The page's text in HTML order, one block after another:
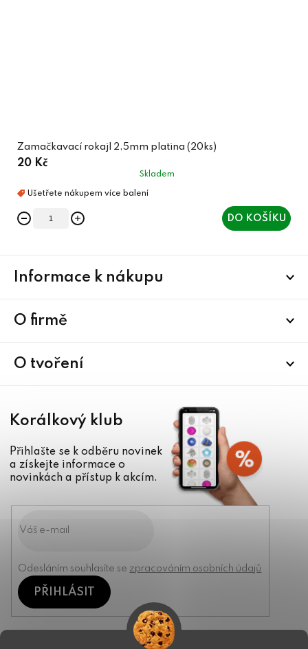
Zamačkavací rokajl 2,5mm platina (20ks)
20 Kč
Skladem
DO KOŠÍKU
Informace k nákupu
O firmě
O tvoření
Korálkový klub
Přihlašte se k odběru novinek
a získejte informace o
novinkách a přístup k akcím.
Odesláním souhlasíte se zpracováním osobních údajů
PŘIHLÁSIT